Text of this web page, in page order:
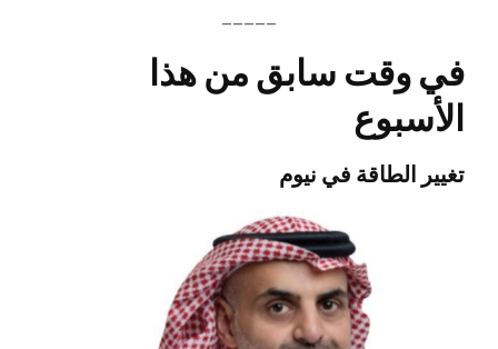
في وقت سابق من هذا
الأسبوع
تغيير الطاقة في نيوم